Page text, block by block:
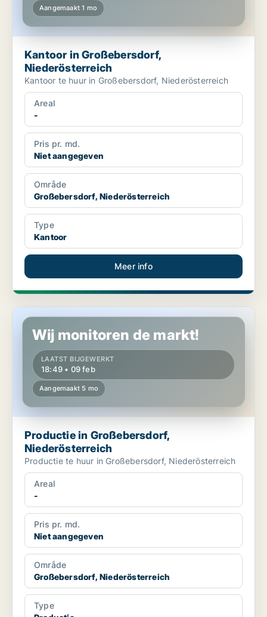
Aangemaakt 1 mo
Kantoor in Großebersdorf,
Niederösterreich
Kantoor te huur in Großebersdorf, Niederösterreich
Areal
-
Pris pr. md.
Niet aangegeven
Område
Großebersdorf, Niederösterreich
Type
Kantoor
Meer info
Productie in Großebersdorf, Niederösterreich
Wij monitoren de markt!
LAATST BIJGEWERKT
18:49 • 09 feb
Aangemaakt 5 mo
Productie in Großebersdorf,
Niederösterreich
Productie te huur in Großebersdorf, Niederösterreich
Areal
-
Pris pr. md.
Niet aangegeven
Område
Großebersdorf, Niederösterreich
Type